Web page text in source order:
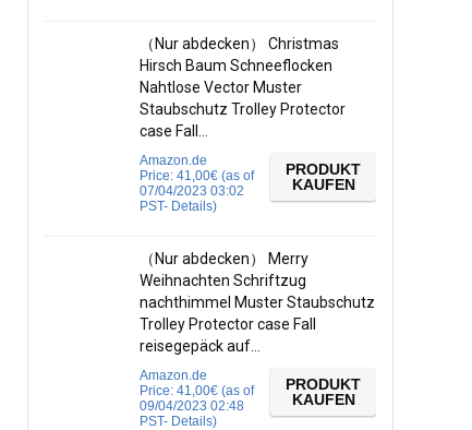
（Nur abdecken） Christmas
Hirsch Baum Schneeflocken
Nahtlose Vector Muster
Staubschutz Trolley Protector
case Fall…
Amazon.de
Price: 41,00€ (as of
07/04/2023 03:02
PST- Details)
PRODUKT
KAUFEN
（Nur abdecken） Merry
Weihnachten Schriftzug
nachthimmel Muster Staubschutz
Trolley Protector case Fall
reisegepäck auf…
Amazon.de
Price: 41,00€ (as of
09/04/2023 02:48
PST- Details)
PRODUKT
KAUFEN